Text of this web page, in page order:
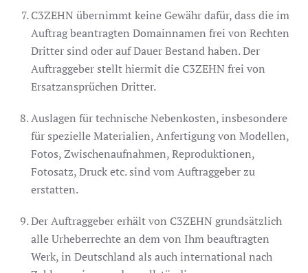
C3ZEHN übernimmt keine Gewähr dafür, dass die im
Auftrag beantragten Domainnamen frei von Rechten
Dritter sind oder auf Dauer Bestand haben. Der
Auftraggeber stellt hiermit die C3ZEHN frei von
Ersatzansprüchen Dritter.
Auslagen für technische Nebenkosten, insbesondere
für spezielle Materialien, Anfertigung von Modellen,
Fotos, Zwischenaufnahmen, Reproduktionen,
Fotosatz, Druck etc. sind vom Auftraggeber zu
erstatten.
Der Auftraggeber erhält von C3ZEHN grundsätzlich
alle Urheberrechte an dem von Ihm beauftragten
Werk, in Deutschland als auch international nach